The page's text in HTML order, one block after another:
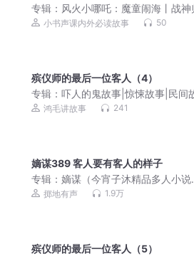
专辑： 风火小哪吒：魔童闹海丨战神
来火力全开丨儿童广播剧
小书声课内外必读故事 50
殡仪师的最后一位客人（4）
专辑：吓人的鬼故事|惊悚故事|民间
事|志怪故事
鸿毛讲故事 241
嫡谋389 客人要有客人的样子
专辑：嫡谋（今宵子沐精品多人小说
剧）掷地有声 1.9万
殡仪师的最后一位客人（5）